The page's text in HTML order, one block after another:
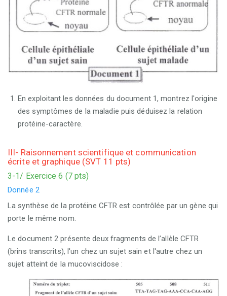
En exploitant les données du document 1, montrez l'origine
des symptômes de la maladie puis déduisez la relation
protéine-caractère.
III- Raisonnement scientifique et communication
écrite et graphique (SVT 11 pts)
3-1/ Exercice 6 (7 pts)
Donnée 2
La synthèse de la protéine CFTR est contrôlée par un gène qui
porte le même nom.
Le document 2 présente deux fragments de l’allèle CFTR
(brins transcrits), l'un chez un sujet sain et l'autre chez un
sujet atteint de la mucoviscidose :